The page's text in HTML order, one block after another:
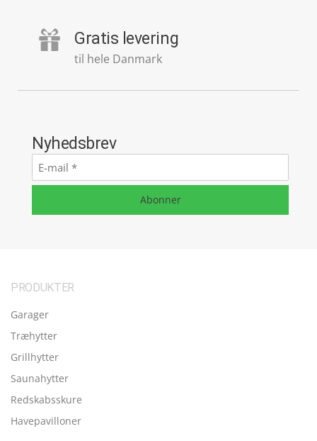
Gratis levering
til hele Danmark
Nyhedsbrev
E-
mail*
Abonner
PRODUKTER
Garager
Træhytter
Grillhytter
Saunahytter
Redskabsskure
Havepavilloner